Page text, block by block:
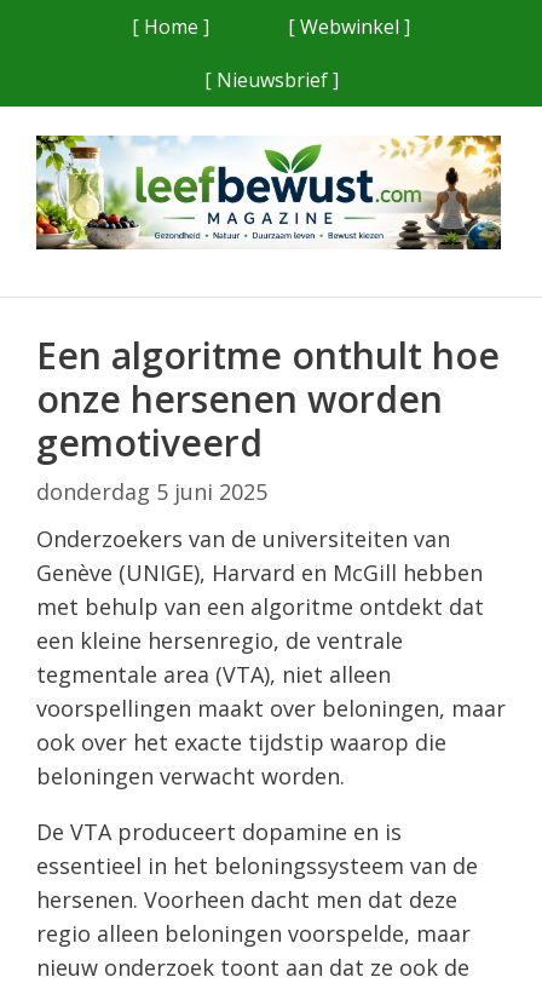
[ Home ]
[ Webwinkel ]
[ Nieuwsbrief ]
Een algoritme onthult hoe
onze hersenen worden
gemotiveerd
donderdag 5 juni 2025
Onderzoekers van de universiteiten van
Genève (UNIGE), Harvard en McGill hebben
met behulp van een algoritme ontdekt dat
een kleine hersenregio, de ventrale
tegmentale area (VTA), niet alleen
voorspellingen maakt over beloningen, maar
ook over het exacte tijdstip waarop die
beloningen verwacht worden.
De VTA produceert dopamine en is
essentieel in het beloningssysteem van de
hersenen. Voorheen dacht men dat deze
regio alleen beloningen voorspelde, maar
nieuw onderzoek toont aan dat ze ook de